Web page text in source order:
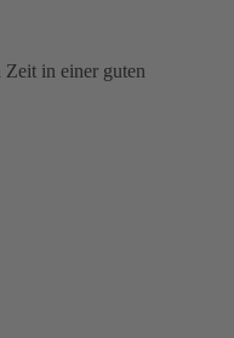
Zeit in einer guten